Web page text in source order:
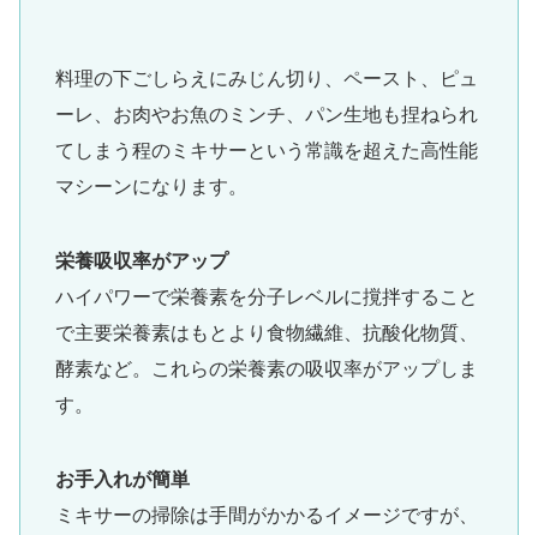
料理の下ごしらえにみじん切り、ペースト、ピュ
ーレ、お肉やお魚のミンチ、パン生地も捏ねられ
てしまう程のミキサーという常識を超えた高性能
マシーンになります。
栄養吸収率がアップ
ハイパワーで栄養素を分子レベルに撹拌すること
で主要栄養素はもとより食物繊維、抗酸化物質、
酵素など。これらの栄養素の吸収率がアップしま
す。
お手入れが簡単
ミキサーの掃除は手間がかかるイメージですが、